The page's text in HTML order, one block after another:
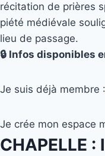
récitation de prières
piété médiévale
lieu de passage.
🔒 Infos disponibles
Je suis déjà membre :
Je crée mon espace
CHAPELLE